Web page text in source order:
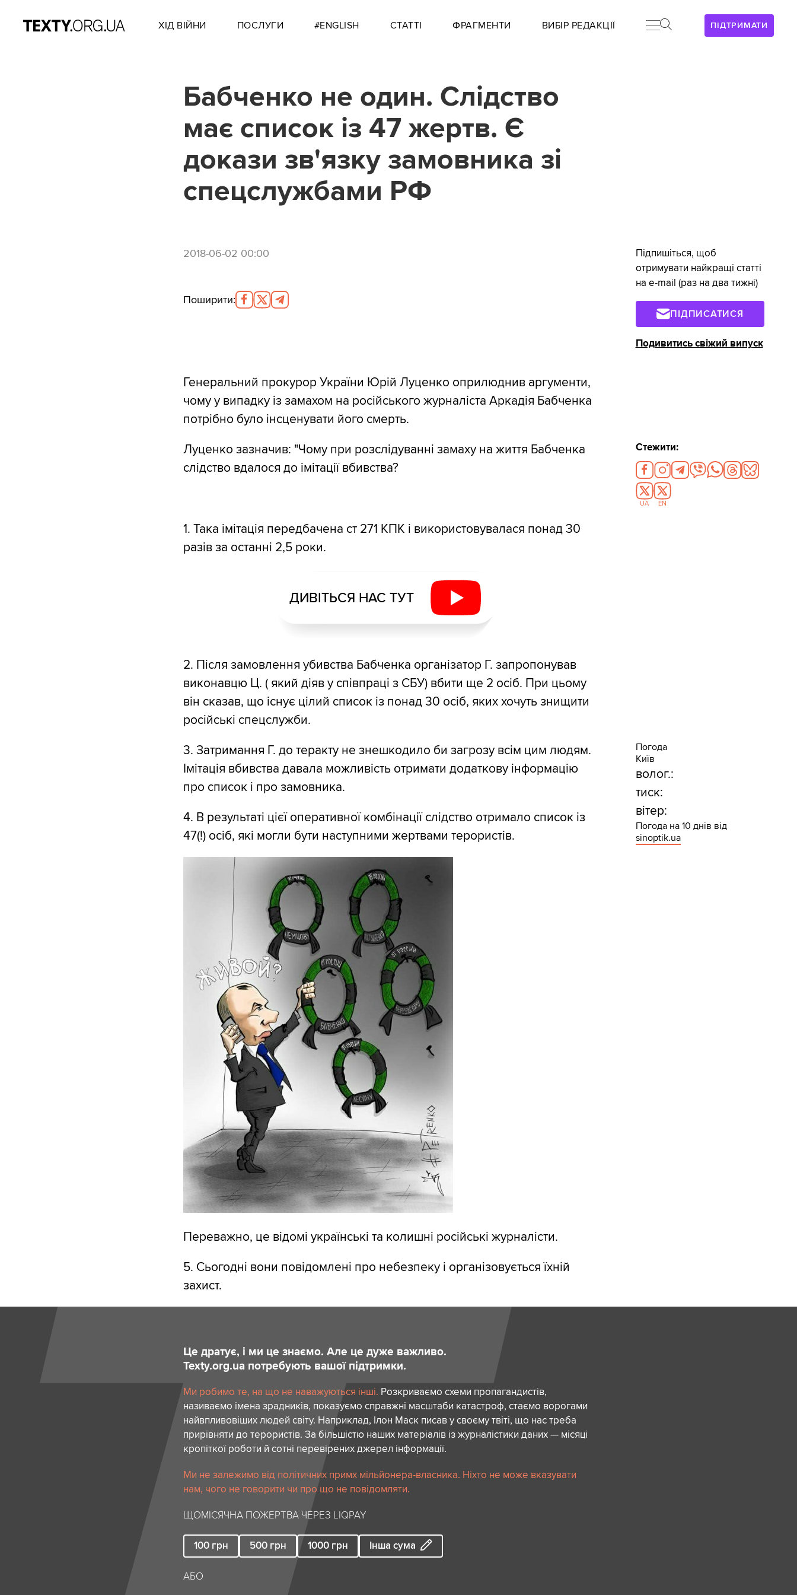
ПІДТРИМАТИ
ХІД ВІЙНИ ПОСЛУГИ #ENGLISH СТАТТІ ФРАГМЕНТИ ВИБІР РЕДАКЦІЇ
Бабченко не один. Слідство
має список із 47 жертв. Є
докази зв'язку замовника зі
спецслужбами РФ
2018-06-02 00:00
Поширити:
Генеральний прокурор України Юрій Луценко оприлюднив аргументи,
чому у випадку із замахом на російського журналіста Аркадія Бабченка
потрібно було інсценувати його смерть.
Луценко зазначив: "Чому при розслідуванні замаху на життя Бабченка
слідство вдалося до імітації вбивства?
1. Така імітація передбачена ст 271 КПК і використовувалася понад 30
разів за останні 2,5 роки.
ДИВІТЬСЯ НАС ТУТ
2. Після замовлення убивства Бабченка організатор Г. запропонував
виконавцю Ц. ( який діяв у співпраці з СБУ) вбити ще 2 осіб. При цьому
він сказав, що існує цілий список із понад 30 осіб, яких хочуть знищити
російські спецслужби.
3. Затримання Г. до теракту не знешкодило би загрозу всім цим людям.
Імітація вбивства давала можливість отримати додаткову інформацію
про список і про замовника.
4. В результаті цієї оперативної комбінації слідство отримало список із
47(!) осіб, які могли бути наступними жертвами терористів.
Переважно, це відомі українські та колишні російські журналісти.
5. Сьогодні вони повідомлені про небезпеку і організовується їхній
захист.
Це дратує, і ми це знаємо. Але це дуже важливо.
Texty.org.ua потребують вашої підтримки.
Ми робимо те, на що не наважуються інші. Розкриваємо схеми пропагандистів,
називаємо імена зрадників, показуємо справжні масштаби катастроф, стаємо ворогами
найвпливовіших людей світу. Наприклад, Ілон Маск писав у своєму твіті, що нас треба
прирівняти до терористів. За більшістю наших матеріалів із журналістики даних — місяці
кропіткої роботи й сотні перевірених джерел інформації.
Ми не залежимо від політичних примх мільйонера-власника. Ніхто не може вказувати
нам, чого не говорити чи про що не повідомляти.
ЩОМІСЯЧНА ПОЖЕРТВА ЧЕРЕЗ LIQPAY
100 грн 500 грн 1000 грн Інша сума
АБО
Підпишіться, щоб
отримувати найкращі статті
на e-mail (раз на два тижні)
ПІДПИСАТИСЯ
Подивитись свіжий випуск
Стежити:
UA EN
Погода
Київ
волог.:
тиск:
вітер:
Погода на 10 днів від
sinoptik.ua